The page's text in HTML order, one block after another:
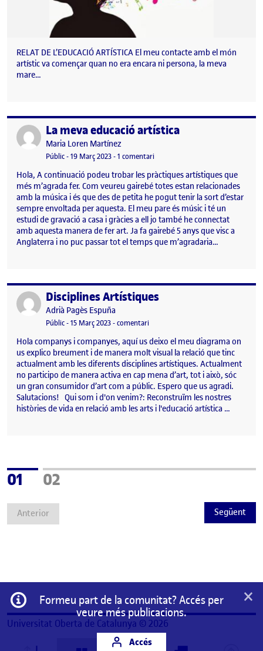
RELAT DE L’EDUCACIÓ ARTÍSTICA El meu contacte amb el món
artístic va començar quan no era encara ni persona, la meva
mare…
Publicat perLa meva educació artística
Publicat per
Maria Loren Martínez
Visibilitat:
Públic-Data de publicació
19 Març 2023-1 comentaria La meva educació artística
Hola, A continuació podeu trobar les pràctiques artístiques que
més m’agrada fer. Com veureu gairebé totes estan relacionades
amb la música i és que des de petita he pogut tenir la sort d’estar
sempre envoltada per aquesta. El meu pare és músic i té un
estudi de gravació a casa i gràcies a ell jo també he connectat
amb aquesta manera de fer art. Ja fa gairebé 5 anys que visc a
Anglaterra i no puc passar tot el temps que m’agradaria…
Publicat perDisciplines Artístiques
Publicat per
Adrià Pagès Espuña
Visibilitat:
Públic-Data de publicació
15 Març 2023-comentariel Disciplines Artístiques
Hola companys i companyes, aquí us deixo el meu diagrama on
us explico breument i de manera molt visual la relació que tinc
actualment amb les diferents disciplines artístiques. Actualment
no participo de manera activa en cap mena d’art, tot i això, sóc
un gran consumidor d’art com a públic. Espero que us agradi.
Salutacions! Qui som i d'on venim?: Reconstruïm les nostres
històries de vida en relació amb les arts i l'educació artística …
Anterior
Pàgina
01 Pàgina
02
Següent
Informació
Formeu part de la comunitat? Accés per
veure més publicacions.
Accés
×
Universitat Oberta de Catalunya © 2026